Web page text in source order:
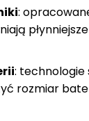
:
:
rozmiar